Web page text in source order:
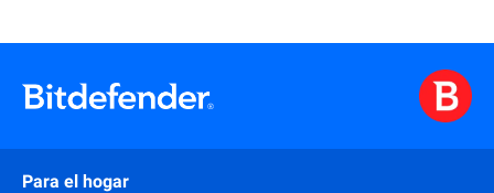
Para el hogar